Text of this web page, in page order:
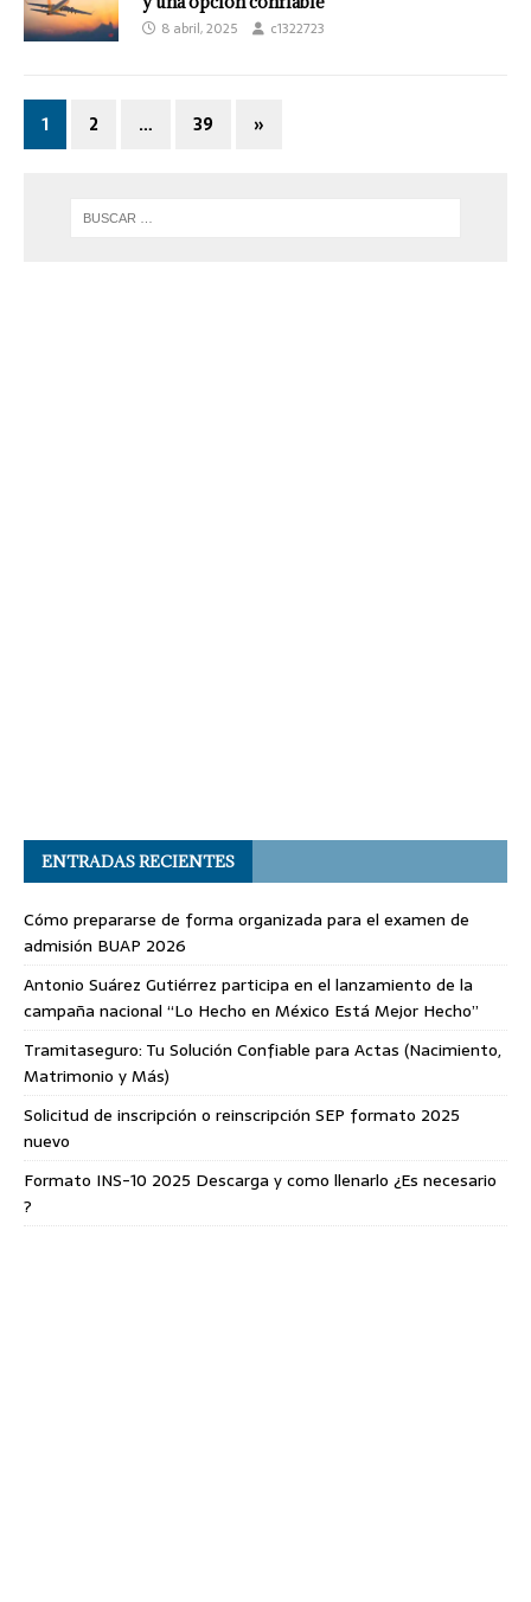
8 abril, 2025 c1322723
1 2 … 39 »
ENTRADAS RECIENTES
Cómo prepararse de forma organizada para el examen de
admisión BUAP 2026
Antonio Suárez Gutiérrez participa en el lanzamiento de la
campaña nacional “Lo Hecho en México Está Mejor Hecho”
Tramitaseguro: Tu Solución Confiable para Actas (Nacimiento,
Matrimonio y Más)
Solicitud de inscripción o reinscripción SEP formato 2025
nuevo
Formato INS-10 2025 Descarga y como llenarlo ¿Es necesario
?